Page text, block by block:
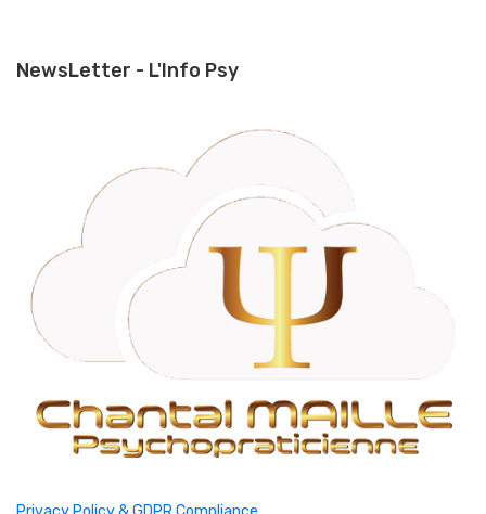
NewsLetter - L'Info Psy